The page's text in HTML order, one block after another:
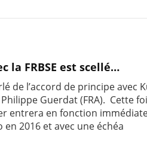
la FRBSE est scellé…
de l’accord de principe avec
Guerdat (FRA). Cette
entrera en fonction
en 2016 et avec une échéa